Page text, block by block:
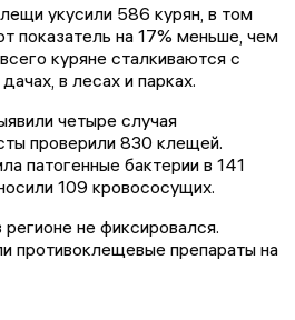
укусили 586 курян, в том
показатель на 17% меньше, чем
куряне сталкиваются с
в лесах и парках.
четыре случая
проверили 830 клещей.
патогенные бактерии в 141
109 кровососущих.
не фиксировался.
противоклещевые препараты на